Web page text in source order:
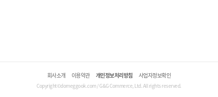
회사소개 이용약관 개인정보처리방침 사업자정보확인
Copyright©domeggook.com / G&G Commerce, Ltd. All rights reserved.